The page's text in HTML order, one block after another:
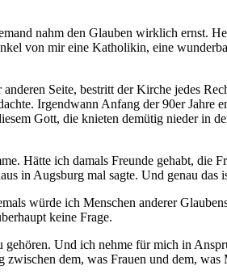
nahm den Glauben wirklich ernst.
von mir eine Katholikin, eine
Seite, bestritt der Kirche jedes
Irgendwann Anfang der 90er Jahre
Gott, die knieten demütig nieder in
Hätte ich damals Freunde gehabt, die
in Augsburg mal sagte. Und genau das
würde ich Menschen anderer
keine Frage.
Und ich nehme für mich in
dem, was Frauen und dem,